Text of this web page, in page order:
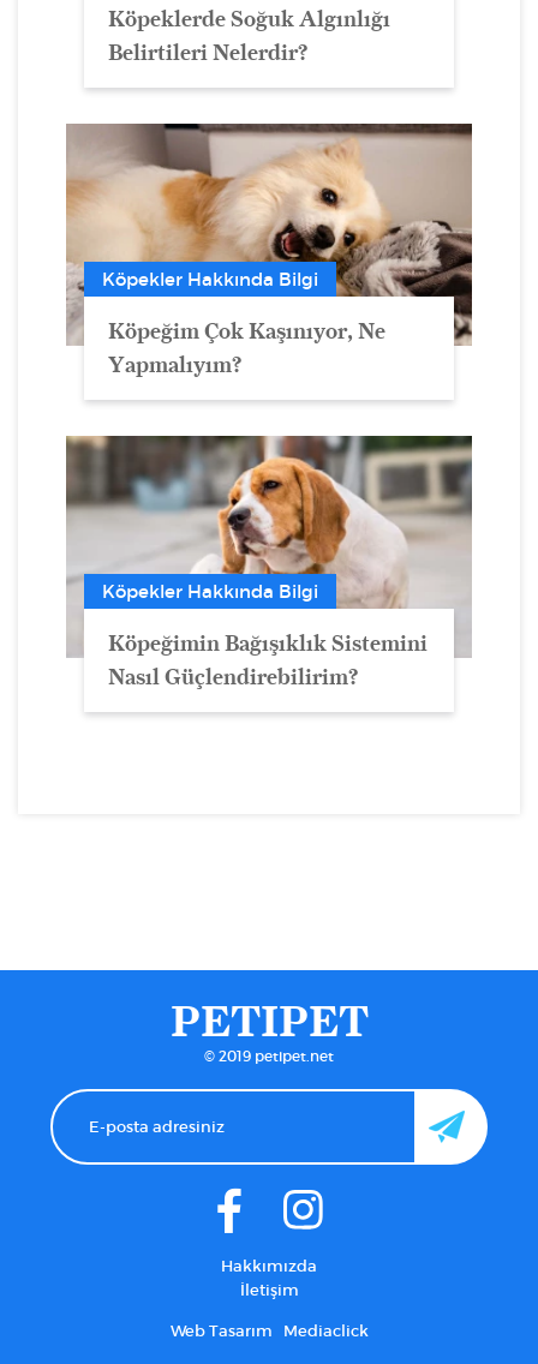
Köpeklerde Soğuk Algınlığı
Belirtileri Nelerdir?
Köpekler Hakkında Bilgi
Köpeğim Çok Kaşınıyor, Ne
Yapmalıyım?
Köpekler Hakkında Bilgi
Köpeğimin Bağışıklık Sistemini
Nasıl Güçlendirebilirim?
PETIPET
© 2019 petipet.net
Hakkımızda
İletişim
Web Tasarım
Mediaclick